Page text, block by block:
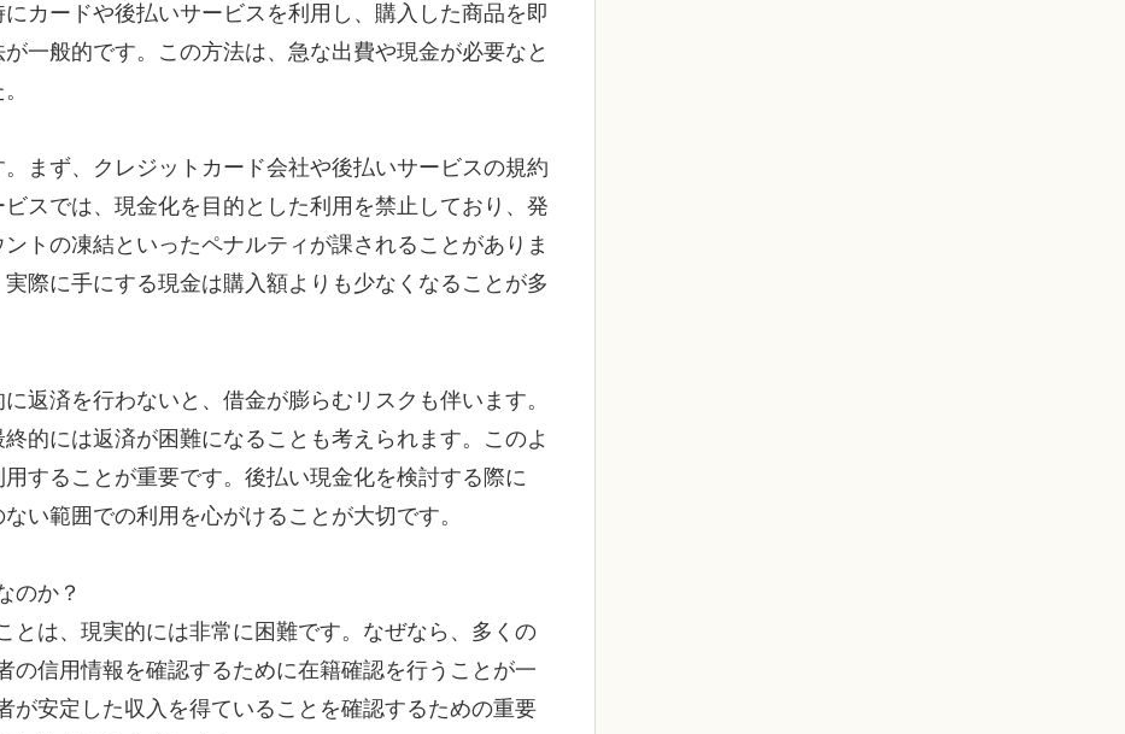
カードや後払いサービスを利用し、購入した商品を即
一般的です。この方法は、急な出費や現金が必要なと
まず、クレジットカード会社や後払いサービスの規約
スでは、現金化を目的とした利用を禁止しており、発
トの凍結といったペナルティが課されることがありま
際に手にする現金は購入額よりも少なくなることが多
返済を行わないと、借金が膨らむリスクも伴います。
的には返済が困難になることも考えられます。このよ
することが重要です。後払い現金化を検討する際に
い範囲での利用を心がけることが大切です。
のか？
とは、現実的には非常に困難です。なぜなら、多くの
の信用情報を確認するために在籍確認を行うことが一
が安定した収入を得ていることを確認するための重要